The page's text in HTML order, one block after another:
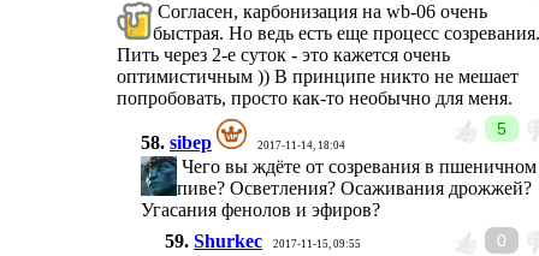
Согласен, карбонизация на wb-06 очень
быстрая. Но ведь есть еще процесс созревания.
Пить через 2-е суток - это кажется очень
оптимистичным )) В принципе никто не мешает
попробовать, просто как-то необычно для меня.
5
58. sibep 2017-11-14, 18:04
Чего вы ждёте от созревания в пшеничном
пиве? Осветления? Осаживания дрожжей?
Угасания фенолов и эфиров?
0
59. Shurkec 2017-11-15, 09:55